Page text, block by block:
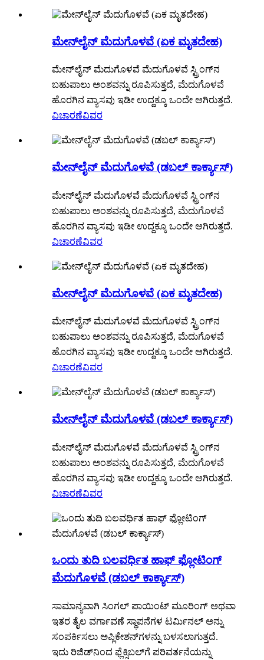
ಮೇನ್‌ಲೈನ್ ಮೆದುಗೊಳವೆ (ಏಕ ಮೃತದೇಹ)
ಮೇನ್‌ಲೈನ್ ಮೆದುಗೊಳವೆ ಮೆದುಗೊಳವೆ ಸ್ಟ್ರಿಂಗ್‌ನ
ಬಹುಪಾಲು ಅಂಶವನ್ನು ರೂಪಿಸುತ್ತದೆ, ಮೆದುಗೊಳವೆ
ಹೊರಗಿನ ವ್ಯಾಸವು ಇಡೀ ಉದ್ದಕ್ಕೂ ಒಂದೇ ಆಗಿರುತ್ತದೆ.
ವಿಚಾರಣೆವಿವರ
ಮೇನ್‌ಲೈನ್ ಮೆದುಗೊಳವೆ (ಡಬಲ್ ಕಾರ್ಕ್ಯಾಸ್)
ಮೇನ್‌ಲೈನ್ ಮೆದುಗೊಳವೆ ಮೆದುಗೊಳವೆ ಸ್ಟ್ರಿಂಗ್‌ನ
ಬಹುಪಾಲು ಅಂಶವನ್ನು ರೂಪಿಸುತ್ತದೆ, ಮೆದುಗೊಳವೆ
ಹೊರಗಿನ ವ್ಯಾಸವು ಇಡೀ ಉದ್ದಕ್ಕೂ ಒಂದೇ ಆಗಿರುತ್ತದೆ.
ವಿಚಾರಣೆವಿವರ
ಮೇನ್‌ಲೈನ್ ಮೆದುಗೊಳವೆ (ಏಕ ಮೃತದೇಹ)
ಮೇನ್‌ಲೈನ್ ಮೆದುಗೊಳವೆ ಮೆದುಗೊಳವೆ ಸ್ಟ್ರಿಂಗ್‌ನ
ಬಹುಪಾಲು ಅಂಶವನ್ನು ರೂಪಿಸುತ್ತದೆ, ಮೆದುಗೊಳವೆ
ಹೊರಗಿನ ವ್ಯಾಸವು ಇಡೀ ಉದ್ದಕ್ಕೂ ಒಂದೇ ಆಗಿರುತ್ತದೆ.
ವಿಚಾರಣೆವಿವರ
ಮೇನ್‌ಲೈನ್ ಮೆದುಗೊಳವೆ (ಡಬಲ್ ಕಾರ್ಕ್ಯಾಸ್)
ಮೇನ್‌ಲೈನ್ ಮೆದುಗೊಳವೆ ಮೆದುಗೊಳವೆ ಸ್ಟ್ರಿಂಗ್‌ನ
ಬಹುಪಾಲು ಅಂಶವನ್ನು ರೂಪಿಸುತ್ತದೆ, ಮೆದುಗೊಳವೆ
ಹೊರಗಿನ ವ್ಯಾಸವು ಇಡೀ ಉದ್ದಕ್ಕೂ ಒಂದೇ ಆಗಿರುತ್ತದೆ.
ವಿಚಾರಣೆವಿವರ
ಒಂದು ತುದಿ ಬಲವರ್ಧಿತ ಹಾಫ್ ಫ್ಲೋಟಿಂಗ್
ಮೆದುಗೊಳವೆ (ಡಬಲ್ ಕಾರ್ಕ್ಯಾಸ್)
ಸಾಮಾನ್ಯವಾಗಿ ಸಿಂಗಲ್ ಪಾಯಿಂಟ್ ಮೂರಿಂಗ್ ಅಥವಾ
ಇತರ ತೈಲ ವರ್ಗಾವಣೆ ಸ್ಥಾಪನೆಗಳ ಟರ್ಮಿನಲ್ ಅನ್ನು
ಸಂಪರ್ಕಿಸಲು ಅಪ್ಲಿಕೇಶನ್‌ಗಳನ್ನು ಬಳಸಲಾಗುತ್ತದೆ.
ಇದು ರಿಜಿಡ್‌ನಿಂದ ಫ್ಲೆಕ್ಸಿಬಲ್‌ಗೆ ಪರಿವರ್ತನೆಯನ್ನು